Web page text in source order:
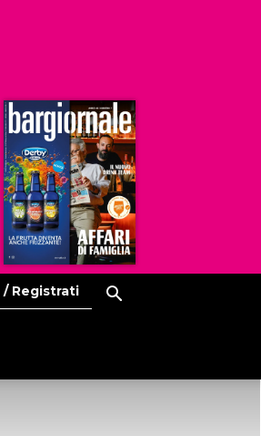
Ristoranti
Hoteldomani
Registrati